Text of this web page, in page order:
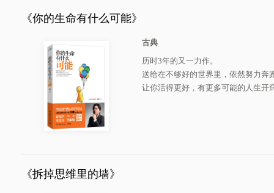
《你的生命有什么可能》
古典
历时3年的又一力作。
送给在不够好的世界里，依然努力奔
让你活得更好，有更多可能的人生开
《拆掉思维里的墙》